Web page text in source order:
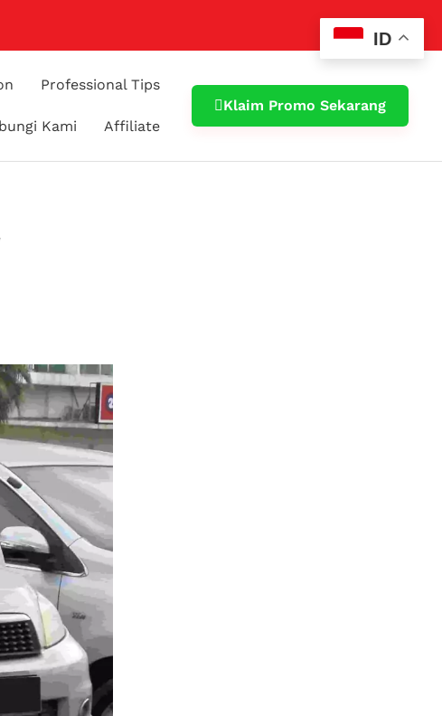
Professional Tips
Kami Affiliate
Klaim Promo Sekarang
ID